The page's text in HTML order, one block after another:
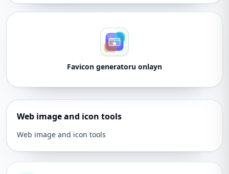
Favicon generatoru onlayn
Web image and icon tools
Web image and icon tools